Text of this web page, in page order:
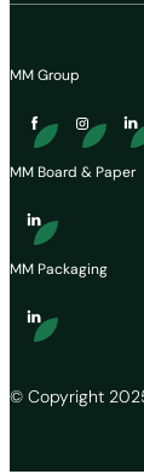
© Copyright
MM Group
MM Board & Paper
MM Packaging